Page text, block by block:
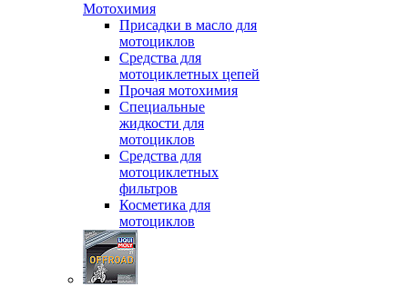
Мотохимия
Присадки в масло для
мотоциклов
Средства для
мотоциклетных цепей
Прочая мотохимия
Специальные
жидкости для
мотоциклов
Средства для
мотоциклетных
фильтров
Косметика для
мотоциклов